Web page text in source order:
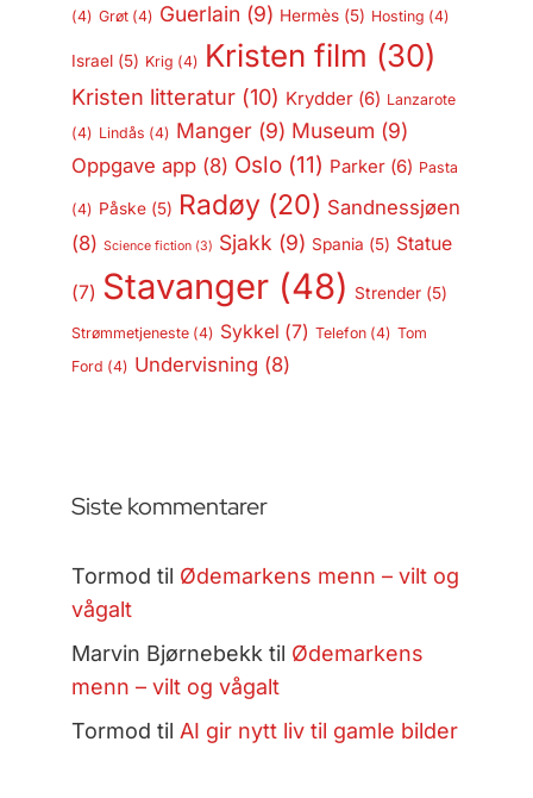
(4) Grøt(4) Guerlain (9) Hermès(5) Hosting (4)
Israel(5) Krig (4) Kristen film (30)
Kristen litteratur(10) Krydder(6) Lanzarote
(4) Lindås (4) Manger(9) Museum (9)
Oppgave app(8) Oslo(11) Parker(6) Pasta
(4) Påske(5) Radøy(20) Sandnessjøen
(8) Science fiction(3) Sjakk (9) Spania (5) Statue
(7) Stavanger(48) Strender(5)
Strømmetjeneste(4) Sykkel (7) Telefon(4) Tom
Ford (4) Undervisning (8)
Siste kommentarer
Tormod til Ødemarkens menn – vilt og
vågalt
Marvin Bjørnebekk til Ødemarkens
menn – vilt og vågalt
Tormod til AI gir nytt liv til gamle bilder